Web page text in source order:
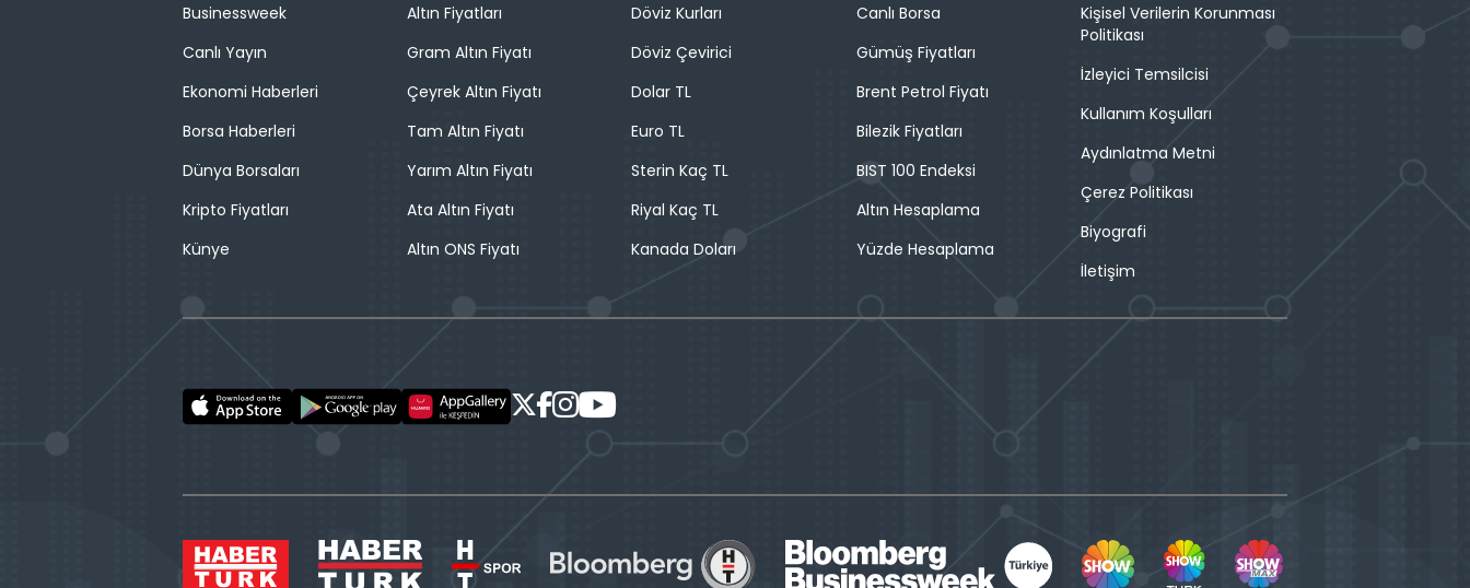
Businessweek
Canlı Yayın
Ekonomi Haberleri
Borsa Haberleri
Dünya Borsaları
Kripto Fiyatları
Künye
Altın Fiyatları
Gram Altın Fiyatı
Çeyrek Altın Fiyatı
Tam Altın Fiyatı
Yarım Altın Fiyatı
Ata Altın Fiyatı
Altın ONS Fiyatı
Döviz Kurları
Döviz Çevirici
Dolar TL
Euro TL
Sterin Kaç TL
Riyal Kaç TL
Kanada Doları
Canlı Borsa
Gümüş Fiyatları
Brent Petrol Fiyatı
Bilezik Fiyatları
BIST 100 Endeksi
Altın Hesaplama
Yüzde Hesaplama
Kişisel Verilerin Korunması
Politikası
İzleyici Temsilcisi
Kullanım Koşulları
Aydınlatma Metni
Çerez Politikası
Biyografi
İletişim